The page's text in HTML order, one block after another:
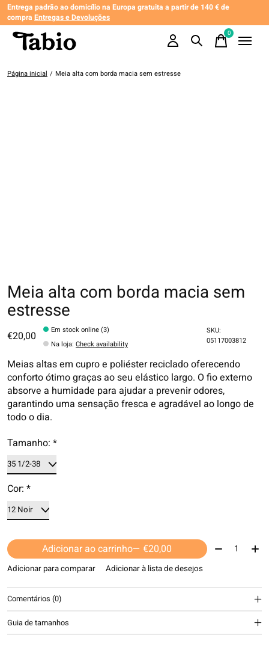
Entrega padrão ao domicílio na Europa gratuita a partir de 140 € de
compra Entregas e Devoluções
0items
Página inicial / Meia alta com borda macia sem estresse
Meia alta com borda macia sem
estresse
€20,00
Em stock online (3)
Na loja:Check availability
SKU:
05117003812
Meias altas em cupro e poliéster reciclado oferecendo
conforto ótimo graças ao seu elástico largo. O fio externo
absorve a humidade para ajudar a prevenir odores,
garantindo uma sensação fresca e agradável ao longo de
todo o dia.
Tamanho: *
Cor: *
Adicionar ao carrinho — €20,00 Quantidade:
Adicionar para comparar Adicionar à lista de desejos
Comentários (0)
Guia de tamanhos